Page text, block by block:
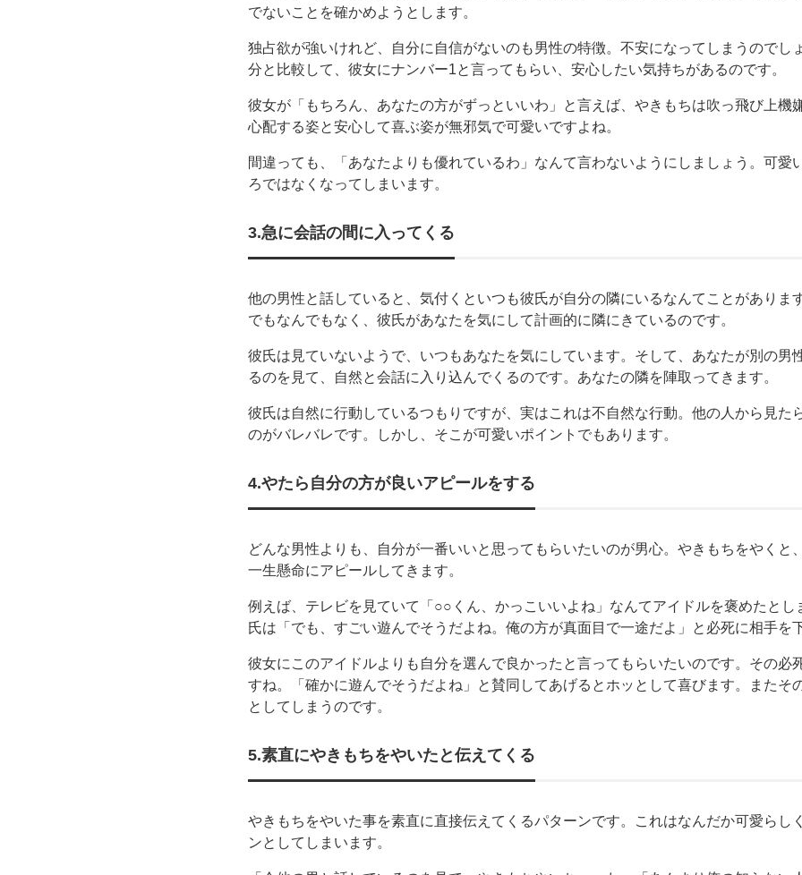
でないことを確かめようとします。
独占欲が強いけれど、自分に自信がないのも男性の特徴。不安になってしまうのでし
分と比較して、彼女にナンバー1と言ってもらい、安心したい気持ちがあるのです。
彼女が「もちろん、あなたの方がずっといいわ」と言えば、やきもちは吹っ飛び上機
心配する姿と安心して喜ぶ姿が無邪気で可愛いですよね。
間違っても、「あなたよりも優れているわ」なんて言わないようにしましょう。可愛
ろではなくなってしまいます。
3.急に会話の間に入ってくる
他の男性と話していると、気付くといつも彼氏が自分の隣にいるなんてことがありま
でもなんでもなく、彼氏があなたを気にして計画的に隣にきているのです。
彼氏は見ていないようで、いつもあなたを気にしています。そして、あなたが別の男
るのを見て、自然と会話に入り込んでくるのです。あなたの隣を陣取ってきます。
彼氏は自然に行動しているつもりですが、実はこれは不自然な行動。他の人から見た
のがバレバレです。しかし、そこが可愛いポイントでもあります。
4.やたら自分の方が良いアピールをする
どんな男性よりも、自分が一番いいと思ってもらいたいのが男心。やきもちをやくと
一生懸命にアピールしてきます。
例えば、テレビを見ていて「○○くん、かっこいいよね」なんてアイドルを褒めたとし
氏は「でも、すごい遊んでそうだよね。俺の方が真面目で一途だよ」と必死に相手を
彼女にこのアイドルよりも自分を選んで良かったと言ってもらいたいのです。その必
すね。「確かに遊んでそうだよね」と賛同してあげるとホッとして喜びます。またそ
としてしまうのです。
5.素直にやきもちをやいたと伝えてくる
やきもちをやいた事を素直に直接伝えてくるパターンです。これはなんだか可愛らし
ンとしてしまいます。